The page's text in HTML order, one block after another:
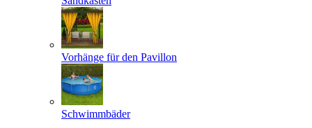
Vorhänge für den Pavillon
Schwimmbäder